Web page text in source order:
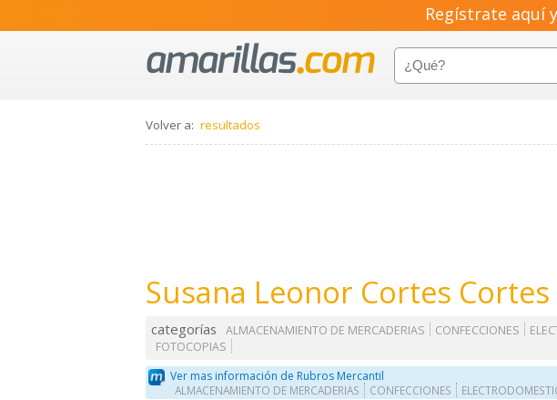
Regístrate aquí
Volver a: resultados
Susana Leonor Cortes Cortes
categorías ALMACENAMIENTO DE MERCADERIAS CONFECCIONES
FOTOCOPIAS
Ver mas información de Rubros Mercantil
ALMACENAMIENTO DE MERCADERIAS CONFECCIONES